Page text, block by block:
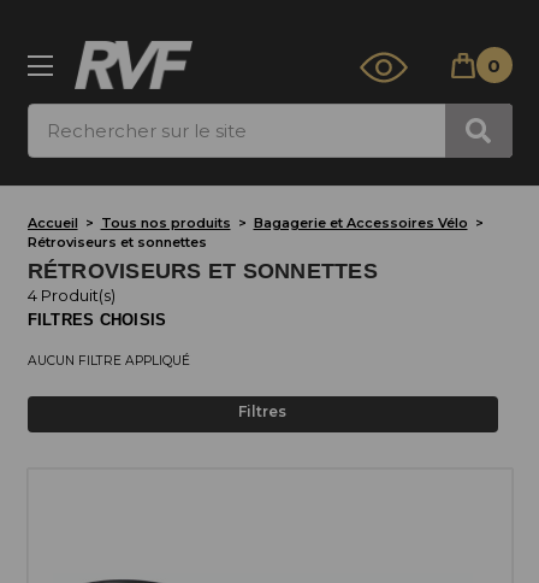
0
Accueil Tous nos produits
Bagagerie et Accessoires Vélo
Rétroviseurs et sonnettes
RÉTROVISEURS ET SONNETTES
4 Produit(s)
FILTRES CHOISIS
AUCUN FILTRE APPLIQUÉ
Filtres